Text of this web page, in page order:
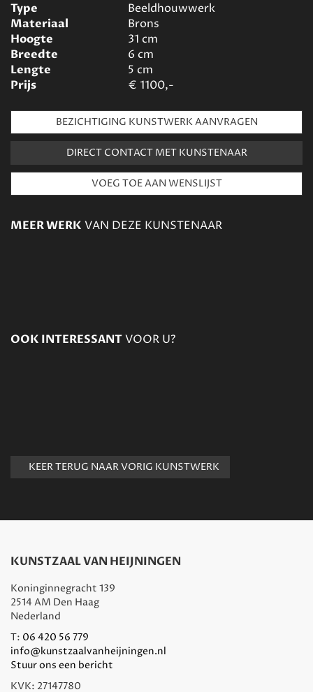
Type
Beeldhouwwerk
Materiaal
Brons
Hoogte
31 cm
Breedte
6 cm
Lengte
5 cm
Prijs
€ 1100,-
BEZICHTIGING KUNSTWERK AANVRAGEN
DIRECT CONTACT MET KUNSTENAAR
MEER WERK VAN DEZE KUNSTENAAR
OOK INTERESSANTVOOR U?
KEER TERUG NAAR VORIG KUNSTWERK
KUNSTZAAL VAN HEIJNINGEN
Koninginnegracht 139
2514 AM Den Haag
Nederland
T: 06 420 56 779
info@kunstzaalvanheijningen.nl
Stuur ons een bericht
KVK: 27147780